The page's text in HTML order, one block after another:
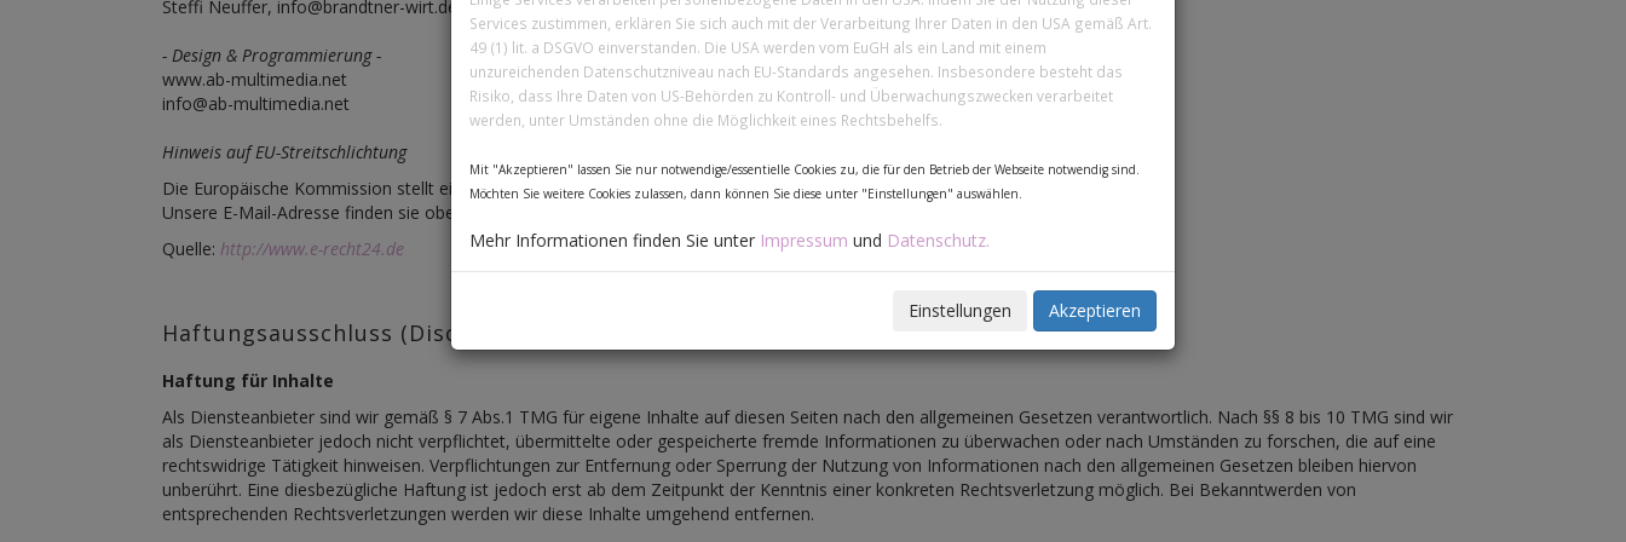
Steffi Neuffer, info@brandtner-wirt.de
- Design & Programmierung -
www.ab-multimedia.net
info@ab-multimedia.net
Hinweis auf EU-Streitschlichtung
Die Europäische Kommission stellt eine Plattform zur Online-Streitbeilegung (OS) bereit:http://ec.europa.eu/consumers/odr
Unsere E-Mail-Adresse finden sie oben im Impressum.
Quelle:http://www.e-recht24.de
Haftungsausschluss (Disclaimer)
Haftung für Inhalte
Als Diensteanbieter sind wir gemäß § 7 Abs.1 TMG für eigene Inhalte auf diesen Seiten nach den allgemeinen Gesetzen verantwortlich. Nach §§ 8 bis 10 TMG sind wir
als Diensteanbieter jedoch nicht verpflichtet, übermittelte oder gespeicherte fremde Informationen zu überwachen oder nach Umständen zu forschen, die auf eine
rechtswidrige Tätigkeit hinweisen. Verpflichtungen zur Entfernung oder Sperrung der Nutzung von Informationen nach den allgemeinen Gesetzen bleiben hiervon
unberührt. Eine diesbezügliche Haftung ist jedoch erst ab dem Zeitpunkt der Kenntnis einer konkreten Rechtsverletzung möglich. Bei Bekanntwerden von
entsprechenden Rechtsverletzungen werden wir diese Inhalte umgehend entfernen.
Services zustimmen, erklären Sie sich auch mit der Verarbeitung Ihrer Daten in den USA gemäß Art.
49 (1) lit. a DSGVO einverstanden. Die USA werden vom EuGH als ein Land mit einem
unzureichenden Datenschutzniveau nach EU-Standards angesehen. Insbesondere besteht das
Risiko, dass Ihre Daten von US-Behörden zu Kontroll- und Überwachungszwecken verarbeitet
werden, unter Umständen ohne die Möglichkeit eines Rechtsbehelfs.
Mit "Akzeptieren" lassen Sie nur notwendige/essentielle Cookies zu, die für den Betrieb der Webseite notwendig sind.
Möchten Sie weitere Cookies zulassen, dann können Sie diese unter "Einstellungen" auswählen.
Mehr Informationen finden Sie unter Impressum und Datenschutz.
Einstellungen Akzeptieren